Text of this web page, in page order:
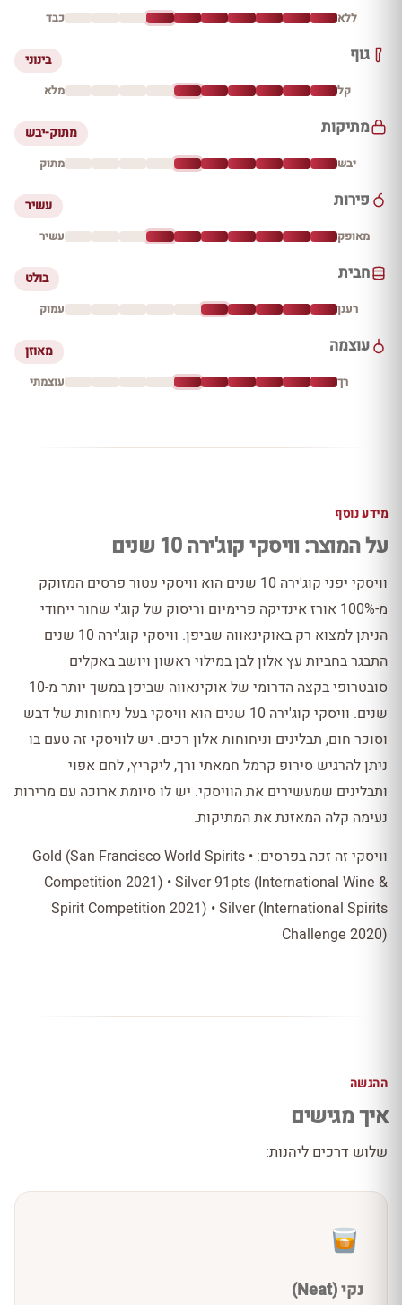
ללא כבד
גוף בינוני
קל מלא
מתיקות מתוק-יבש
יבש מתוק
פירות עשיר
מאופק עשיר
חבית בולט
רענן עמוק
עוצמה מאוזן
רך עוצמתי
מידע נוסף
על המוצר: וויסקי קוג'ירה 10 שנים
וויסקי יפני קוג'ירה 10 שנים הוא וויסקי עטור פרסים המזוקק
מ-100% אורז אינדיקה פרימיום וריסוק של קוג'י שחור ייחודי
הניתן למצוא רק באוקינאווה שביפן. וויסקי קוג'ירה 10 שנים
התבגר בחביות עץ אלון לבן במילוי ראשון ויושב באקלים
סובטרופי בקצה הדרומי של אוקינאווה שביפן במשך יותר מ-10
שנים. וויסקי קוג'ירה 10 שנים הוא וויסקי בעל ניחוחות של דבש
וסוכר חום, תבלינים וניחוחות אלון רכים. יש לוויסקי זה טעם בו
ניתן להרגיש סירופ קרמל חמאתי ורך, ליקריץ, לחם אפוי
ותבלינים שמעשירים את הוויסקי. יש לו סיומת ארוכה עם מרירות
נעימה קלה המאזנת את המתיקות.
וויסקי זה זכה בפרסים: • Gold (San Francisco World Spirits
Competition 2021) • Silver 91pts (International Wine &
Spirit Competition 2021) • Silver (International Spirits
Challenge 2020)
ההגשה
איך מגישים
שלוש דרכים ליהנות:
נקי (Neat)